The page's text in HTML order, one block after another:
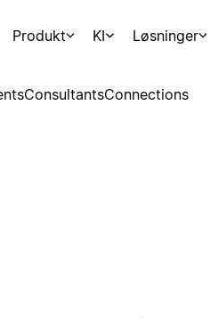
Produkt KI Løsninger
ConsultantsConnections